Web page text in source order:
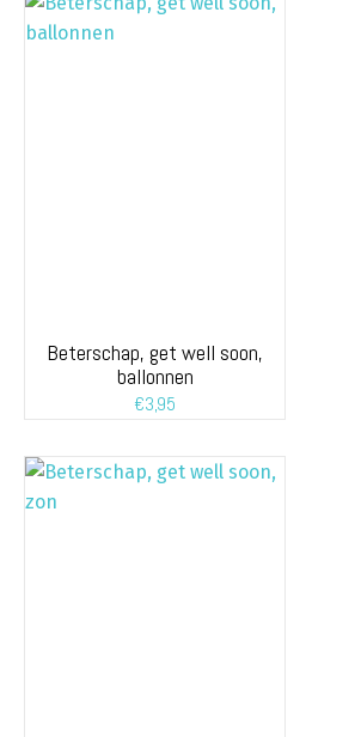
Beterschap, get well soon,
ballonnen
€3,95